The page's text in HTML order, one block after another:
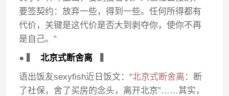
要签契约：放弃一些，得到一些。任何所得都有
代价，关键是这代价是否大到剥夺你，使你不再
是自己。”
● ▍北京式断舍离
语出饭友sexyfish近日饭文：“北京式断舍离 ：断
了社保，舍了买房的念头，离开北京”……其实，